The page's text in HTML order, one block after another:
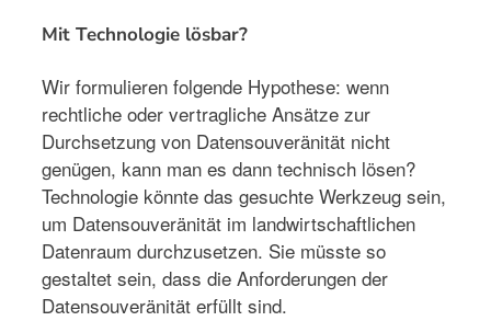
Mit Technologie lösbar?
Wir formulieren folgende Hypothese: wenn
rechtliche oder vertragliche Ansätze zur
Durchsetzung von Datensouveränität nicht
genügen, kann man es dann technisch lösen?
Technologie könnte das gesuchte Werkzeug sein,
um Datensouveränität im landwirtschaftlichen
Datenraum durchzusetzen. Sie müsste so
gestaltet sein, dass die Anforderungen der
Datensouveränität erfüllt sind.